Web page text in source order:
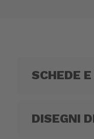
SCHEDE
DISEGNI